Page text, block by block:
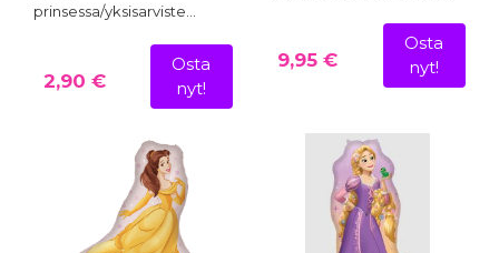
prinsessa/yksisarviste…
2,90 €
Osta
nyt!
9,95 €
Osta
nyt!